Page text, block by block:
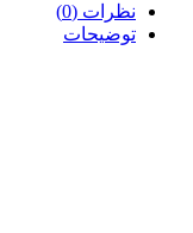
نظرات (0)
توضیحات